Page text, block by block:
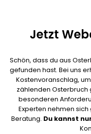
Jetzt
Schön, dass du aus
gefunden hast. Bei uns
Kostenvoranschlag,
zählenden Osterbruch
besonderen
Experten nehmen
Beratung. Du kannst